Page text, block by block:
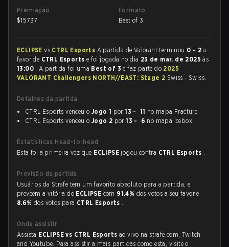
Premiação
$15737
Formato
Best of 3
ECLIPSEvs CTRL Esports A partida de Valorant terminou 0 - 2 a
favor de CTRL Esports e foi jogada no dia 23 de mar. de 2025às
13:00 . A partida foi uma Best of 3e faz parte do 2025
VALORANT Challengers NORTH//EAST: Stage 2 Swiss - Swiss.
Detalhes da partida
CTRL Esports venceu o Jogo 1 por13 - 11 no mapa Fracture
CTRL Esports venceu o Jogo 2 por13 - 6 no mapa Icebox
Estatísticas Head-to-head
Esta foi a primeira vez que ECLIPSE jogou contra CTRL Esports .
Previsão da partida
Usuários da Strafe tem um favorito absoluto para a partida, e
preveem a vitória do ECLIPSE com 91.4% dos votos a seu favor e
8.6% dos votos para CTRL Esports .
Onde assistir
Assista ECLIPSE vs CTRL Esports ao vivo na strafe.com, Twitch
and Youtube. Para assistir a mais partidas como esta, visite o